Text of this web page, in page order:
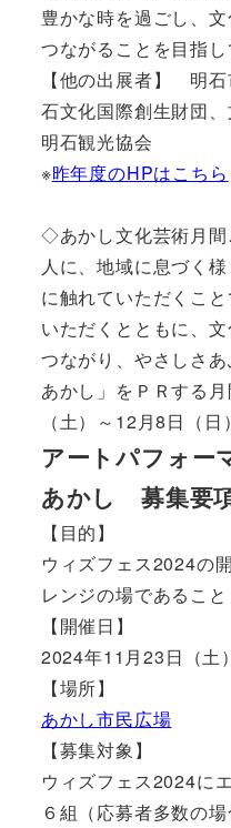
豊かな時を過ごし、
つながることを目指し
【他の出展者】 明
石文化国際創生財団、
明石観光協会
※昨年度のHPはこちら
◇あかし文化芸術月
人に、地域に息づく
に触れていただくこ
いただくとともに、
つながり、やさしさ
あかし」をＰＲする
（土）～12月8日（日
アートパフォー
あかし 募集要
【目的】
ウィズフェス2024の
レンジの場であること
【開催日】
2024年11月23日（
【場所】
あかし市民広場
【募集対象】
ウィズフェス2024に
６組（応募者多数の場